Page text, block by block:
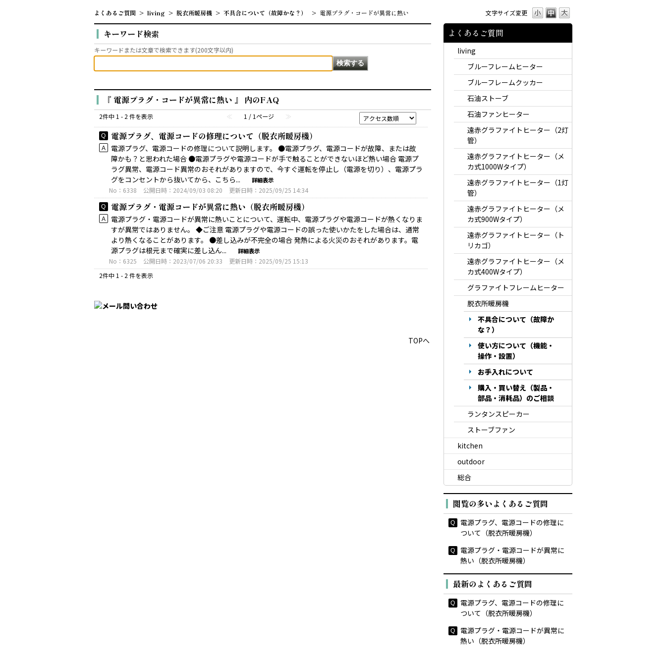
文字サイズ変更
よくあるご質問 > living > 脱衣所暖房機 > 不具合について（故障かな？） > 電源プラグ・コードが異常に熱い
よくあるご質問
living
ブルーフレームヒーター
ブルーフレームクッカー
石油ストーブ
石油ファンヒーター
遠赤グラファイトヒーター（2灯
管）
遠赤グラファイトヒーター（メ
カ式1000Wタイプ）
遠赤グラファイトヒーター（1灯
管）
遠赤グラファイトヒーター（メ
カ式900Wタイプ）
遠赤グラファイトヒーター（ト
リカゴ）
遠赤グラファイトヒーター（メ
カ式400Wタイプ）
グラファイトフレームヒーター
脱衣所暖房機
不具合について（故障か
な？）
使い方について（機能・
操作・設置）
お手入れについて
購入・買い替え（製品・
部品・消耗品）のご相談
ランタンスピーカー
ストーブファン
kitchen
outdoor
総合
閲覧の多いよくあるご質問
電源プラグ、電源コードの修理に
ついて（脱衣所暖房機）
電源プラグ・電源コードが異常に
熱い（脱衣所暖房機）
最新のよくあるご質問
電源プラグ、電源コードの修理に
ついて（脱衣所暖房機）
電源プラグ・電源コードが異常に
熱い（脱衣所暖房機）
キーワード検索
キーワードまたは文章で検索できます(200文字以内)
『 電源プラグ・コードが異常に熱い 』 内のFAQ
2件中 1 - 2 件を表示 ≪ 1 / 1ページ ≫
電源プラグ、電源コードの修理について（脱衣所暖房機）
電源プラグ、電源コードの修理について説明します。 ●電源プラグ、電源コードが故障、または故
障かも？と思われた場合 ●電源プラグや電源コードが手で触ることができないほど熱い場合 電源プ
ラグ異常、電源コード異常のおそれがありますので、今すぐ運転を停止し（電源を切り）、電源プラ
グをコンセントから抜いてから、こちら...
詳細表示
No：6338 公開日時：2024/09/03 08:20 更新日時：2025/09/25 14:34
電源プラグ・電源コードが異常に熱い（脱衣所暖房機）
電源プラグ・電源コードが異常に熱いことについて、運転中、電源プラグや電源コードが熱くなりま
すが異常ではありません。 ◆ご注意 電源プラグや電源コードの誤った使いかたをした場合は、通常
より熱くなることがあります。 ●差し込みが不完全の場合 発熱による火災のおそれがあります。電
源プラグは根元まで確実に差し込ん...
詳細表示
No：6325 公開日時：2023/07/06 20:33
更新日時：2025/09/25 15:13
2件中 1 - 2 件を表示
TOPへ